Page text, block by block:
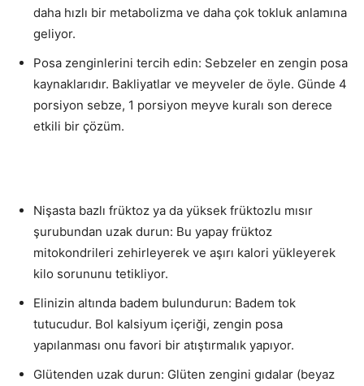
daha hızlı bir metabolizma ve daha çok tokluk anlamına
geliyor.
Posa zenginlerini tercih edin: Sebzeler en zengin posa
kaynaklarıdır. Bakliyatlar ve meyveler de öyle. Günde 4
porsiyon sebze, 1 porsiyon meyve kuralı son derece
etkili bir çözüm.
Nişasta bazlı früktoz ya da yüksek früktozlu mısır
şurubundan uzak durun: Bu yapay früktoz
mitokondrileri zehirleyerek ve aşırı kalori yükleyerek
kilo sorununu tetikliyor.
Elinizin altında badem bulundurun: Badem tok
tutucudur. Bol kalsiyum içeriği, zengin posa
yapılanması onu favori bir atıştırmalık yapıyor.
Glütenden uzak durun: Glüten zengini gıdalar (beyaz